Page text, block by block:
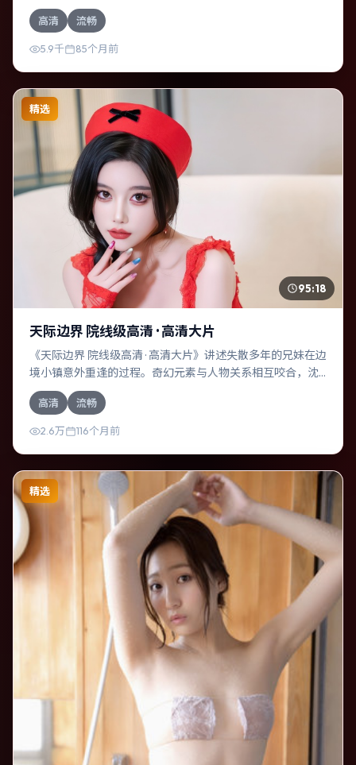
作品，故事从日常裂缝切入，逐步推向不可逆转的结局；视
听语言统一，情感落点克制有力。
高清 流畅
5.9千 85个月前
精选
95:18
天际边界 院线级高清 · 高清大片
《天际边界 院线级高清 · 高清大片》讲述失散多年的兄妹在边
境小镇意外重逢的过程。奇幻元素与人物关系相互咬合，沈
腾、黄政民的对手戏尤为出彩。导演达米恩·查泽雷善于在长
镜头中积蓄张力，本片亦在中国大陆实地取景，增强真实质
感。
高清 流畅
2.6万 116个月前
精选